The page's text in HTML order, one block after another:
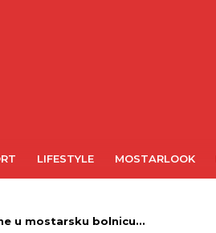
LIFESTYLE MOSTARLOOK
u mostarsku bolnicu...